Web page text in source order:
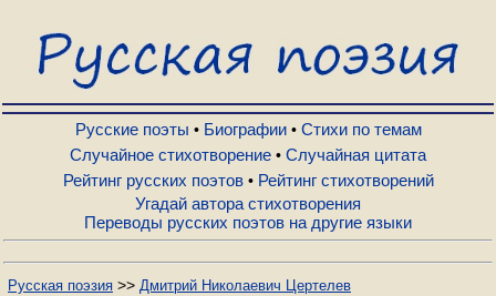
Русские поэты
Биографии
Стихи по темам
Случайное стихотворение
Русские поэты • Биографии• Стихи по темам
Случайное стихотворение • Случайная цитата
Рейтинг русских поэтов• Рейтинг стихотворений
Угадай автора стихотворения
Переводы русских поэтов на другие языки
Русская поэзия >> Дмитрий Николаевич Цертелев